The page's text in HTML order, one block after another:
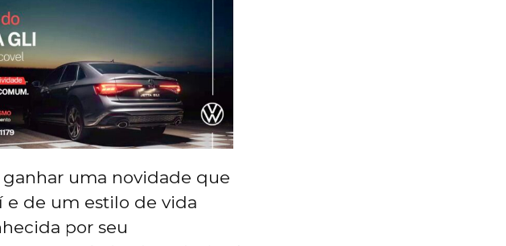
ganhar uma novidade que
e de um estilo de vida
por seu